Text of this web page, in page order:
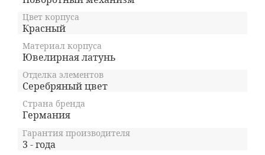
Цвет корпуса
Красный
Материал корпуса
Ювелирная латунь
Отделка элементов
Серебряный цвет
Страна бренда
Германия
Гарантия производителя
3 - года